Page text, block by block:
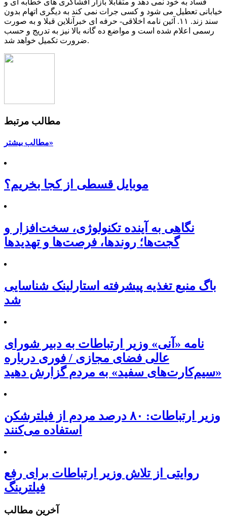
مطالب مرتبط
مطالب بیشتر»
موبایل قسطی از کجا بخریم؟
نگاهی به آینده تکنولوژی، سخت‌افزار و
گجت‌ها؛ روندها، فرصت‌ها و تهدیدها
باگ منبع تغذیه پیشرفته استارلینک شناسایی
شد
نامه «آنی» وزیر ارتباطات به دبیر شورای
عالی فضای مجازی / فوری درباره
«سیم‌کارت‌های سفید» به مردم گزارش دهید
وزیر ارتباطات: ۸۰ درصد مردم از فیلترشکن
استفاده می‌کنند
روایتی از تلاش وزیر ارتباطات برای رفع
فیلترینگ
آخرین مطالب